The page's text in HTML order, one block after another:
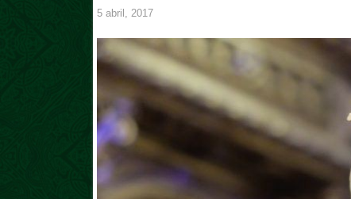
5 abril, 2017